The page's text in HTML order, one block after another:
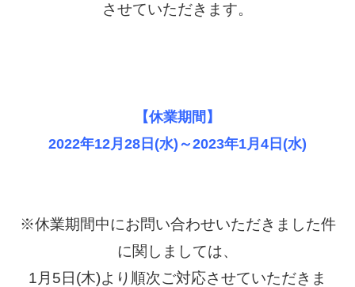
させていただきます。
【休業期間】
2022年12月28日(水)～2023年1月4日(水)
※休業期間中にお問い合わせいただきました件
に関しましては、
1月5日(木)より順次ご対応させていただきま